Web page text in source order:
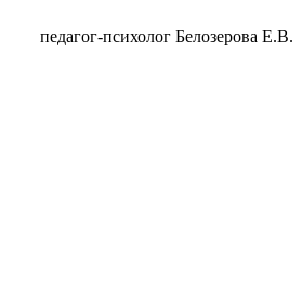
педагог-психолог Белозерова Е.В.